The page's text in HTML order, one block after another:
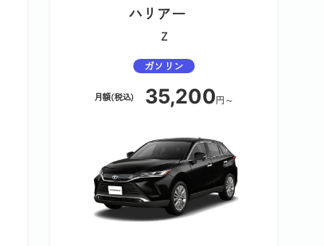
ハリアー
Z
ガソリン
月額(税込) 35,200円～